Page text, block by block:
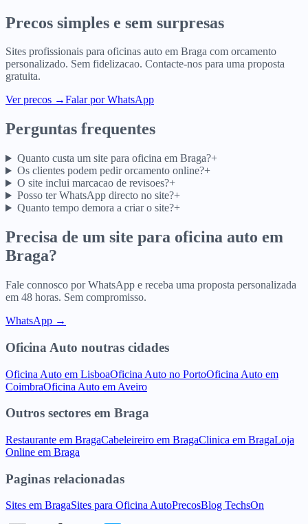
Precos simples e sem surpresas
Sites profissionais para oficinas auto em Braga com orcamento
personalizado. Sem fidelizacao. Contacte-nos para uma proposta
gratuita.
Ver precos →Falar por WhatsApp
Perguntas frequentes
Quanto custa um site para oficina em Braga?+
Os clientes podem pedir orcamento online?+
O site inclui marcacao de revisoes?+
Posso ter WhatsApp directo no site?+
Quanto tempo demora a criar o site?+
Precisa de um site para oficina auto em
Braga?
Fale connosco por WhatsApp e receba uma proposta personalizada
em 48 horas. Sem compromisso.
WhatsApp →
Oficina Auto noutras cidades
Oficina Auto em LisboaOficina Auto no PortoOficina Auto em
CoimbraOficina Auto em Aveiro
Outros sectores em Braga
Restaurante em BragaCabeleireiro em BragaClinica em BragaLoja
Online em Braga
Paginas relacionadas
Sites em BragaSites para Oficina AutoPrecosBlog TechsOn